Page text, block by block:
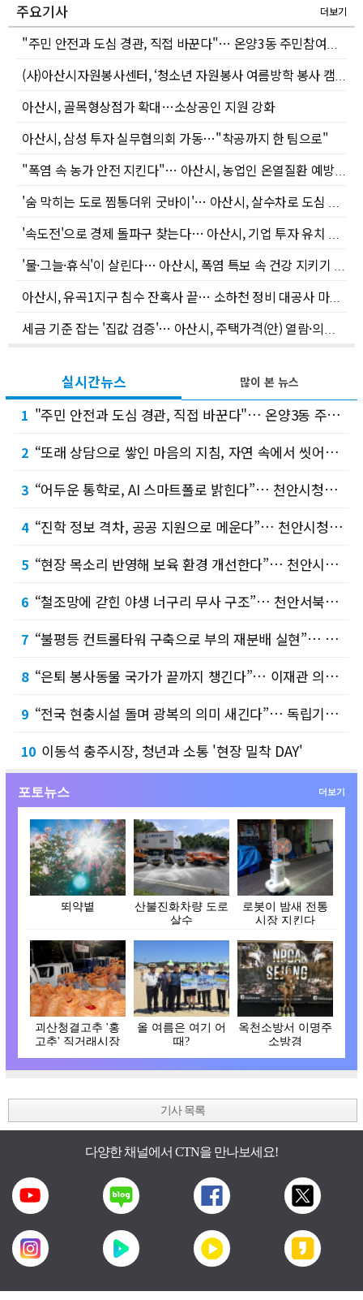
주요기사 더보기
"주민 안전과 도심 경관, 직접 바꾼다"… 온양3동 주민참여예산 제안 의제 눈길 !
(사)아산시자원봉사센터, ‘청소년 자원봉사 여름방학 봉사 캠프’ 성료
아산시, 골목형상점가 확대…소상공인 지원 강화
아산시, 삼성 투자 실무협의회 가동…"착공까지 한 팀으로"
"폭염 속 농가 안전 지킨다"… 아산시, 농업인 온열질환 예방 집중
'숨 막히는 도로 찜통더위 굿바이'… 아산시, 살수차로 도심 열섬 현장 돌파
'속도전'으로 경제 돌파구 찾는다… 아산시, 기업 투자 유치 판 새로 짜기
'물·그늘·휴식'이 살린다… 아산시, 폭염 특보 속 건강 지키기 총력
아산시, 유곡1지구 침수 잔혹사 끝… 소하천 정비 대공사 마침표
세금 기준 잡는 '집값 검증'… 아산시, 주택가격(안) 열람·의견 접수
실시간뉴스
1 "주민 안전과 도심 경관, 직접 바꾼다"… 온양3동 주민참여예산 제안 의제 눈길 !
2 “또래 상담으로 쌓인 마음의 지침, 자연 속에서 씻어내요”… 천안솔리언또래상담자연합회, 소…
3 “어두운 통학로, AI 스마트폴로 밝힌다”… 천안시청소년수련관 ‘상송라별’, 청소년예산정책…
4 “진학 정보 격차, 공공 지원으로 메운다”… 천안시청소년복합커뮤니티센터 청소년운영위원회 ‘…
5 “현장 목소리 반영해 보육 환경 개선한다”… 천안시의회 정선희 복지문화위원장, 가정어린이집…
6 “철조망에 갇힌 야생 너구리 무사 구조”… 천안서북소방서, 신속한 출동으로 따뜻한 보람 전…
7 “불평등 컨트롤타워 구축으로 부의 재분배 실현”… 문진석·황운하 의원, 「불평등 대응 특별…
8 “은퇴 봉사동물 국가가 끝까지 챙긴다”… 이재관 의원, 「동물보호법 일부개정법률안」 2건 …
9 “전국 현충시설 돌며 광복의 의미 새긴다”… 독립기념관, 광복절 맞아 ‘기억체크인’ 스탬프…
10 이동석 충주시장, 청년과 소통 '현장 밀착 DAY'
많이 본 뉴스
포토뉴스 더보기
뙤약볕
산불진화차량 도로
살수
로봇이 밤새 전통
시장 지킨다
괴산청결고추 '홍
고추' 직거래시장
개장
올 여름은 여기 어
때?
옥천소방서 이명주
소방경
기사 목록
다양한 채널에서 CTN을 만나보세요!